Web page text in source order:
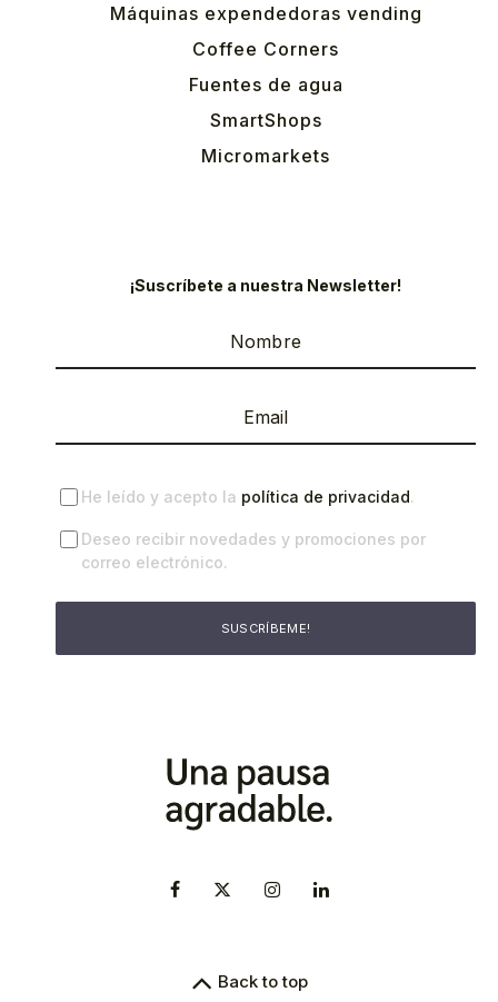
Máquinas expendedoras vending
Coffee Corners
Fuentes de agua
SmartShops
Micromarkets
¡Suscríbete a nuestra Newsletter!
He leído y acepto la política de privacidad.
Deseo recibir novedades y promociones por
correo electrónico.
Back to top